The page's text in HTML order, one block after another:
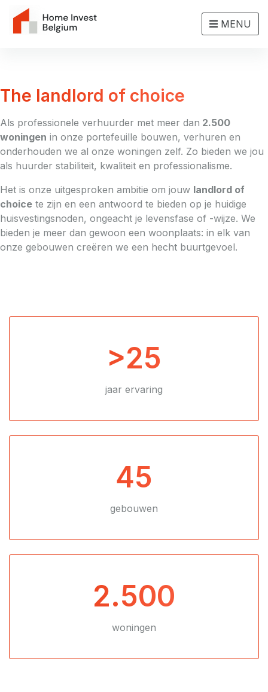
MENU
The landlord of choice
Als professionele verhuurder met meer dan 2.500
woningen in onze portefeuille bouwen, verhuren en
onderhouden we al onze woningen zelf. Zo bieden we jou
als huurder stabiliteit, kwaliteit en professionalisme.
Het is onze uitgesproken ambitie om jouw landlord of
choice te zijn en een antwoord te bieden op je huidige
huisvestingsnoden, ongeacht je levensfase of -wijze. We
bieden je meer dan gewoon een woonplaats: in elk van
onze gebouwen creëren we een hecht buurtgevoel.
>25
jaar ervaring
45
gebouwen
2.500
woningen